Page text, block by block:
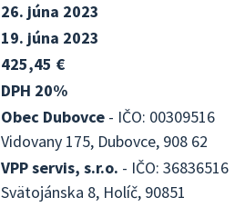
26. júna 2023
19. júna 2023
425,45 €
DPH 20%
Obec Dubovce - IČO: 00309516
Vidovany 175, Dubovce, 908 62
VPP servis, s.r.o. - IČO: 36836516
Svätojánska 8, Holíč, 90851